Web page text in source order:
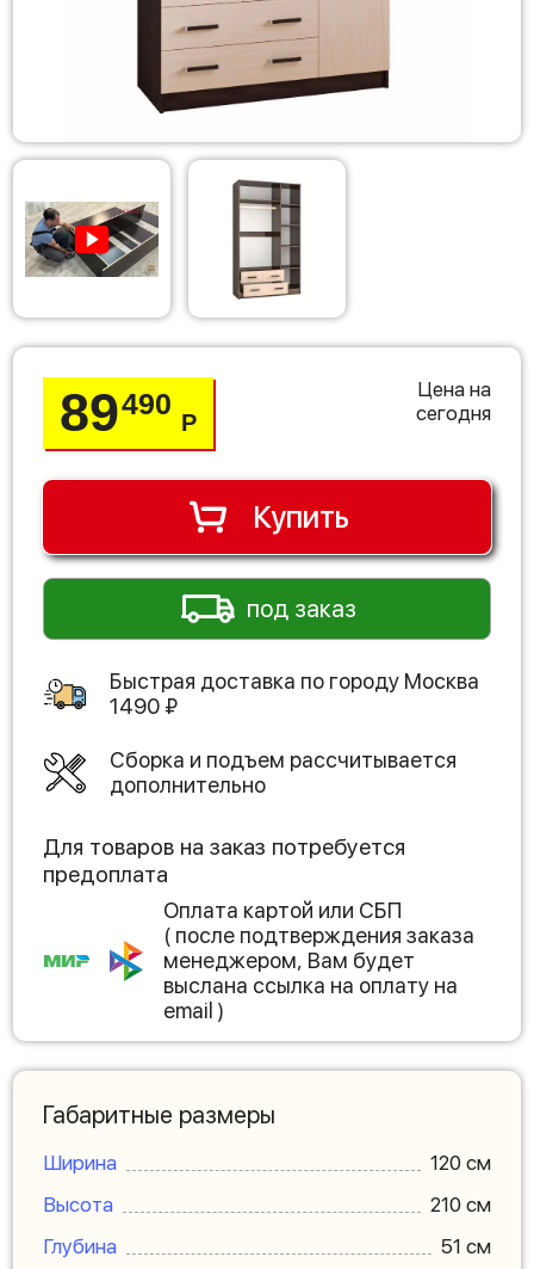
89490
Р
Цена на
сегодня
Купить
под заказ
Быстрая доставка по городу Москва
1490 ₽
Сборка и подъем рассчитывается
дополнительно
Для товаров на заказ потребуется
предоплата
Оплата картой или СБП
( после подтверждения заказа
менеджером, Вам будет
выслана ссылка на оплату на
email )
Габаритные размеры
Ширина
120 см
Высота
210 см
Глубина
51 см